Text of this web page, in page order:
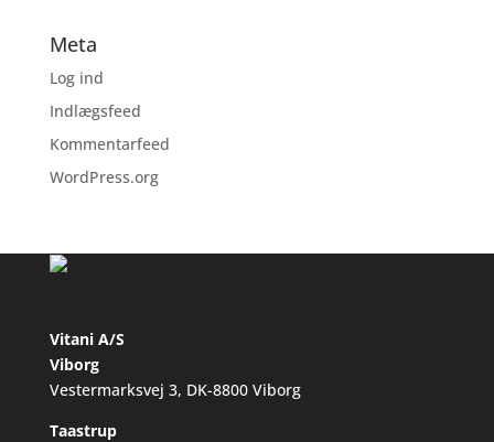
Meta
Log ind
Indlægsfeed
Kommentarfeed
WordPress.org
Vitani A/S
Viborg
Vestermarksvej 3, DK-8800 Viborg
Taastrup